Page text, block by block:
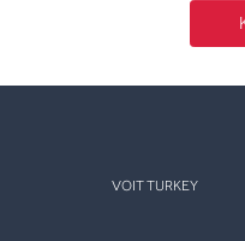
VOIT TURKEY